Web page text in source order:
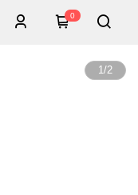
0
1/2